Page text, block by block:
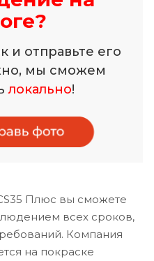
и отправьте его
мы сможем
локально!
Плюс вы сможете
всех сроков,
Компания
на покраске